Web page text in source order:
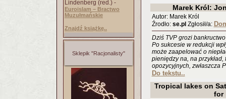
Lindenberg (red.) -
Euroislam – Bractwo
Muzułmańskie
Znajdź książkę..
Sklepik "Racjonalisty"
Marek Król:
Autor: Marek Król
Źrodło: se.pl Zgłosił/a:
Dziś TVP grozi
Po sukcesie w redukcji
może zaapelować o
pieniędzy na, na
opozycyjnych, zwłaszcza
Do tekstu..
Tropical lakes on
for